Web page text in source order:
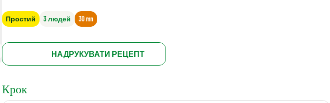
Простий 3 людей 30 mn
НАДРУКУВАТИ РЕЦЕПТ
Крок